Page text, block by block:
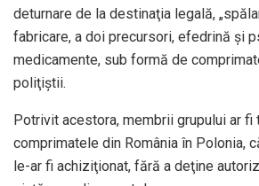
deturnare de la destinaţia legală,
fabricare, a doi precursori, efedrină şi
medicamente, sub formă de
poliţiştii.
Potrivit acestora, membrii grupului ar fi
comprimatele din România în Polonia,
le-ar fi achiziţionat, fără a deţine